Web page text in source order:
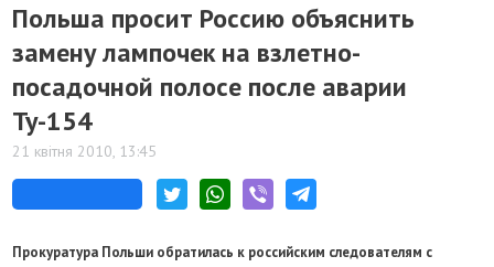
Польша просит Россию объяснить
замену лампочек на взлетно-
посадочной полосе после аварии
Ту-154
21 квітня 2010, 13:45
Прокуратура Польши обратилась к российским следователям с